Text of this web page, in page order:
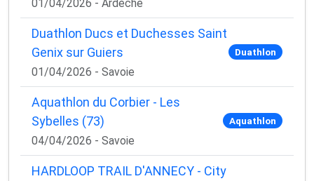
01/04/2026 - Ardèche
Duathlon Ducs et Duchesses Saint
Genix sur Guiers
01/04/2026 - Savoie
Duathlon
Aquathlon du Corbier - Les
Sybelles (73)
04/04/2026 - Savoie
Aquathlon
HARDLOOP TRAIL D'ANNECY - City